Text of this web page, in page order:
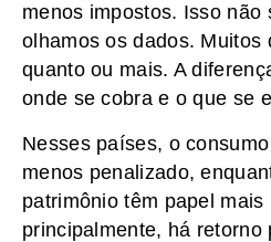
menos impostos. Isso não
olhamos os dados. Muitos
quanto ou mais. A
onde se cobra e o que se
Nesses países, o
menos penalizado,
patrimônio têm papel mais
principalmente, há retorno